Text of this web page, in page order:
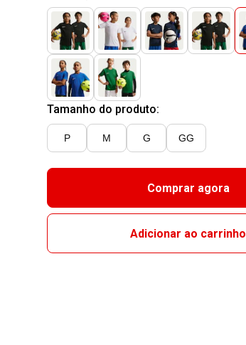
Tamanho do produto:
P M G GG
Comprar agora
Adicionar ao carrinho